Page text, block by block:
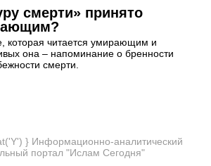
смерти» принято
которая читается умирающим и
она – напоминание о бренности
смерти.
} Информационно-аналитический
портал "Ислам Сегодня"